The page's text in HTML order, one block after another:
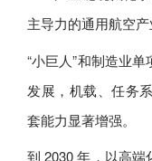
主导力的通用航空
“小巨人”和制造业
发展，机载、任务
套能力显著增强。
到 2030 年，以高